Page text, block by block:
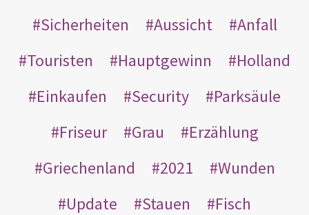
Sicherheiten
Aussicht
Anfall
Touristen
Hauptgewinn
Holland
Einkaufen
Security
Parksäule
Friseur
Grau
Erzählung
Griechenland
2021
Wunden
Update
Stauen
Fisch